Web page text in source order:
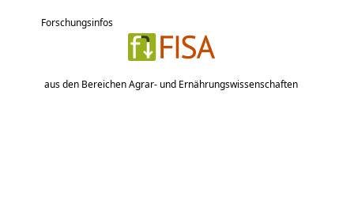
Forschungsinfos
aus den Bereichen Agrar- und Ernährungswissenschaften